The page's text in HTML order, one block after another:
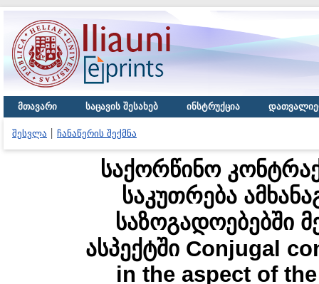
მთავარი საცავის შესახებ ინსტრუქცია
შესვლა ჩანაწერის შექმნა
საქორწინო
საკუთრება
საზოგადოებებში
ასპექტში Conjugal
in the aspect of